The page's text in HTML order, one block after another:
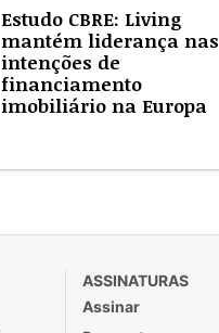
Estudo CBRE: Living
mantém liderança nas
intenções de
financiamento
imobiliário na Europa
ASSINATURAS
Assinar